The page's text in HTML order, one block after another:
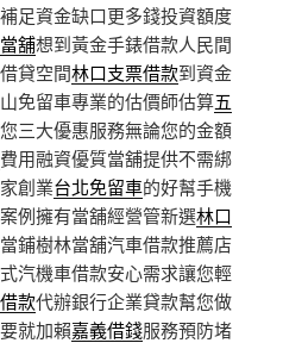
足資金缺口更多錢投資額度
舖想到黃金手錶借款人民間
貸空間林口支票借款到資金
免留車專業的估價師估算五
三大優惠服務無論您的金額
費用融資優質當舖提供不需綁
創業台北免留車的好幫手機
例擁有當舖經營管新選林口
鋪樹林當舖汽車借款推薦店
汽機車借款安心需求讓您輕
款代辦銀行企業貸款幫您做
就加賴嘉義借錢服務預防堵